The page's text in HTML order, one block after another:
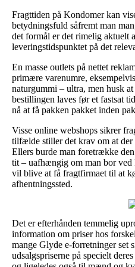
Fragttiden på Kondomer kan
betydningsfuld såfremt man
det formål er det rimelig aktuelt
leveringstidspunktet på det
En masse outlets på nettet
primære varenumre,
naturgummi – ultra, men husk
bestillingen laves før et fastsat
nå at få pakken pakket inden
Visse online webshops sikrer
tilfælde stiller det krav om at der
Ellers burde man foretrække
tit – uafhængig om man bor ved
vil blive at få fragtfirmaet til at
afhentningssted.
Det er efterhånden temmelig
information om priser hos
mange Glyde e-forretninger set
udsalgspriserne på specielt